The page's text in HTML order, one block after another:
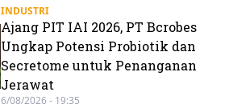
INDUSTRI
Ajang PIT IAI 2026, PT Bcrobes
Ungkap Potensi Probiotik dan
Secretome untuk Penanganan
Jerawat
6/08/2026 - 19:35